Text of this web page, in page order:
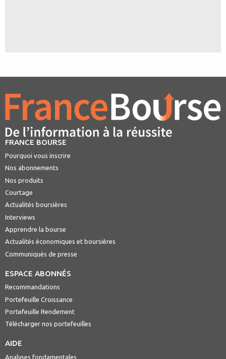
FRANCE BOURSE
Pourquoi vous inscrire
Nos abonnements
Nos produits
Courtage
Actualités boursières
Interviews
Apprendre la bourse
Actualités économiques et boursières
Communiqués de presse
ESPACE ABONNÉS
Recommandations
Portefeuille Croissance
Portefeuille Rendement
Télécharger nos portefeuilles
AIDE
Analyses fondamentales